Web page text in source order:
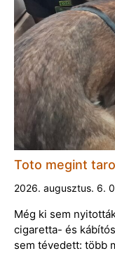
Toto megint
2026. augusztus. 6.
Még ki sem
cigaretta- és
sem tévedett: több